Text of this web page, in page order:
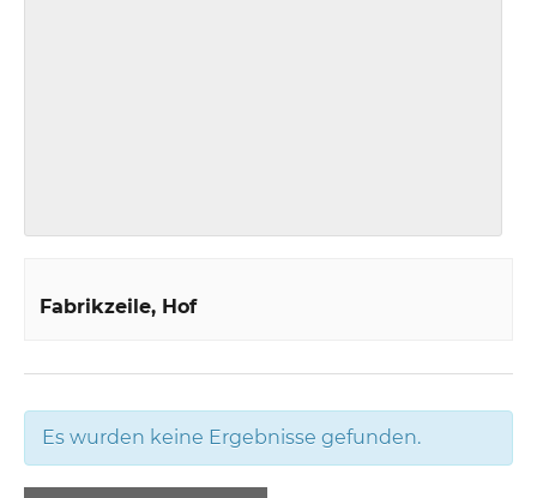
Fabrikzeile Hof
Es wurden keine Ergebnisse gefunden.